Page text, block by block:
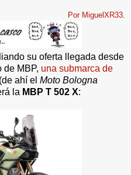
Por MiguelXR33.
su oferta llegada desde
de MBP, una submarca de
(de ahí el Moto Bologna
la MBP T 502 X: